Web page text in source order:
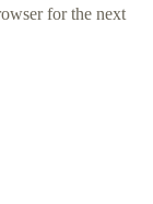
for the next